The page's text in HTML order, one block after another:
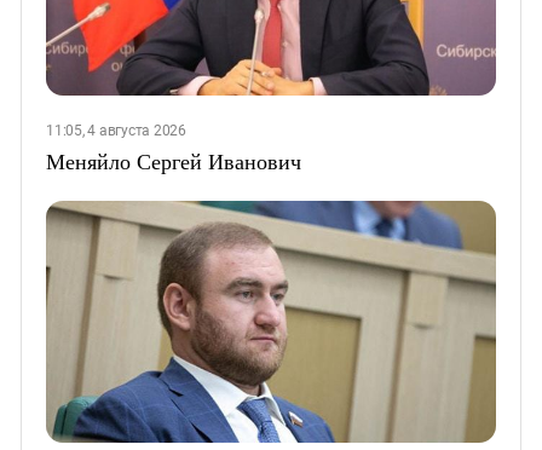
11:05, 4 августа 2026
Меняйло Сергей Иванович